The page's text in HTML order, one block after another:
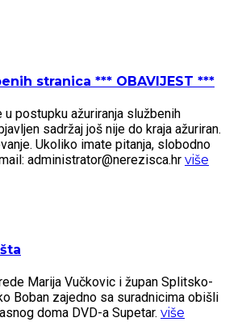
stranica *** OBAVIJEST ***
u postupku ažuriranja službenih
sadržaj još nije do kraja ažuriran.
Ukoliko imate pitanja, slobodno
administrator@nerezisca.hr više
Marija Vučkovic i župan Splitsko-
Boban zajedno sa suradnicima obišli
doma DVD-a Supetar. više